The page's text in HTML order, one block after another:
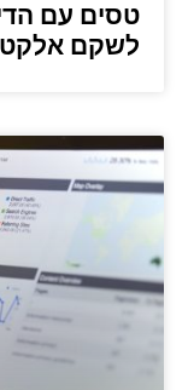
טסים עם
לשקם